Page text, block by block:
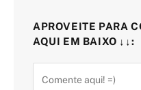
APROVEITE PARA
AQUI EM BAIXO ↓↓: